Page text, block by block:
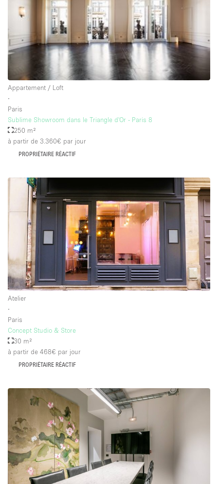
Presentoir Vitrine
Rooftop / Terrasse
Réserve
Smoking Area
Soundproof
Style Industriel
Sur Rue
Surface Habitable
Terrace
Toilettes
Water Access
Éclairage
Électricité
Équipement de bureau
Équipement sonore et vidéo
Étage/accès
Sous-sol
Rez-de-chaussée sur cour
Centre commercial
Rooftop
À l'étage
Autre
Appartement / Loft
∙
Paris
Sublime Showroom dans le Triangle d'Or - Paris 8
250 m²
à partir de 3.360€ par jour
PROPRIÉTAIRE RÉACTIF
Atelier
∙
Paris
Concept Studio & Store
30 m²
à partir de 468€ par jour
PROPRIÉTAIRE RÉACTIF